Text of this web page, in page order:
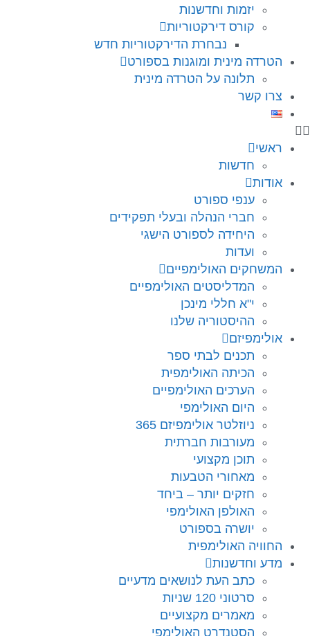
יזמות וחדשנות
קורס דירקטוריות
נבחרת הדירקטוריות חדש
הטרדה מינית ומוגנות בספורט
תלונה על הטרדה מינית
צרו קשר
ראשי
חדשות
אודות
ענפי ספורט
חברי הנהלה ובעלי תפקידים
היחידה לספורט הישגי
ועדות
המשחקים האולימפיים
המדליסטים האולימפיים
י"א חללי מינכן
ההיסטוריה שלנו
אולימפיזם
תכנים לבתי ספר
הכיתה האולימפית
הערכים האולימפיים
היום האולימפי
ניוזלטר אולימפיזם 365
מעורבות חברתית
תוכן מקצועי
מאחורי הטבעות
חזקים יותר – ביחד
האולפן האולימפי
יושרה בספורט
החוויה האולימפית
מדע וחדשנות
כתב העת לנושאים מדעיים
סרטוני 120 שניות
מאמרים מקצועיים
הסטנדרט האולימפי